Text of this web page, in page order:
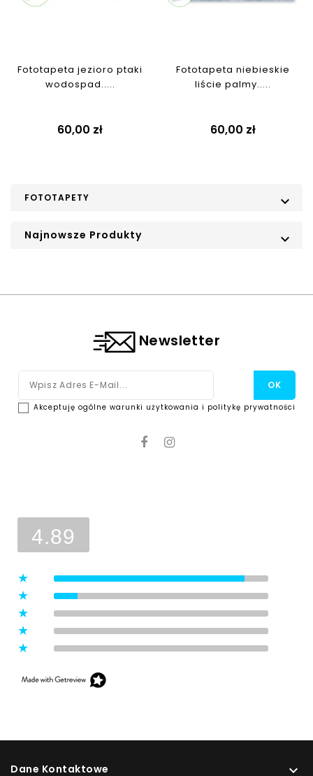
Fototapeta jezioro ptaki
wodospad.....
Cena
60,00 zł
Fototapeta niebieskie
liście palmy.....
Cena
60,00 zł
FOTOTAPETY 
Najnowsze Produkty 
Newsletter
Akceptuję ogólne warunki użytkowania i politykę prywatności
4.89
Dane Kontaktowe 